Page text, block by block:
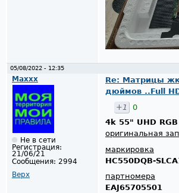
05/08/2022 - 12:35
Maxxx
Не в сети
Регистрация:
21/06/21
Сообщения: 2994
Верх
Re: Матрицы
дюймов ..Full
+1
0
4k 55" UHD
оригинальная
маркировка
HC550DQB-
партномера
EAJ65705501